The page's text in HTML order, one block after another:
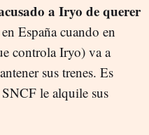
a Iryo de querer
en España cuando en
controla Iryo) va a
sus trenes. Es
le alquile sus